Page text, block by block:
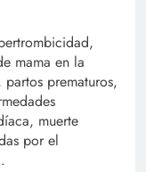
mama en la
prematuros,
muerte
por el